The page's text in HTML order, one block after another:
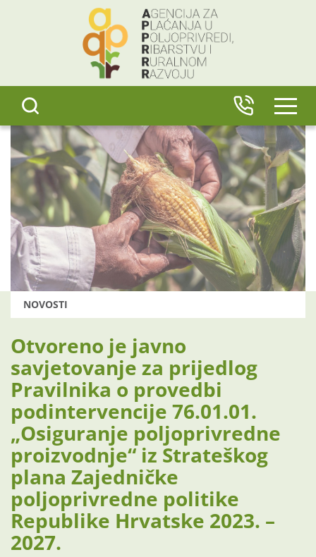
NOVOSTI
Otvoreno je javno
savjetovanje za prijedlog
Pravilnika o provedbi
podintervencije 76.01.01.
„Osiguranje poljoprivredne
proizvodnje“ iz Strateškog
plana Zajedničke
poljoprivredne politike
Republike Hrvatske 2023. –
2027.